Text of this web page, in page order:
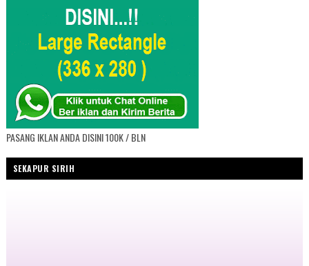
PASANG IKLAN ANDA DISINI 100K / BLN
SEKAPUR SIRIH